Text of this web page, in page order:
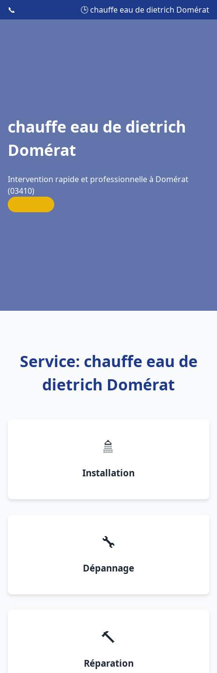
📞 🕒 chauffe eau de dietrich Domérat
chauffe eau de dietrich
Domérat
Intervention rapide et professionnelle à Domérat
(03410)
Service: chauffe eau de
dietrich Domérat
🚿
Installation
🔧
Dépannage
🔨
Réparation